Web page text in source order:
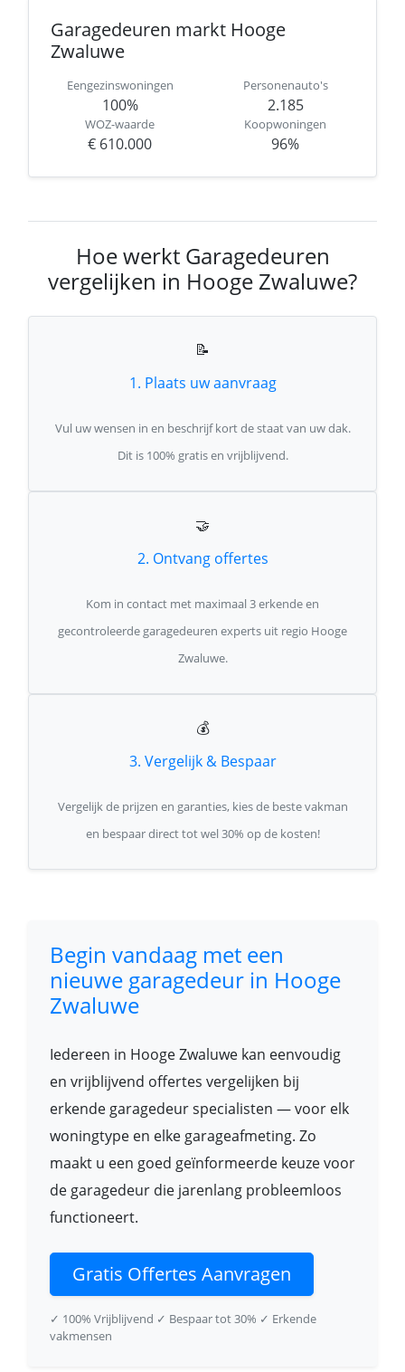
Garagedeuren markt Hooge
Zwaluwe
Eengezinswoningen
100%
Personenauto's
2.185
WOZ-waarde
€ 610.000
Koopwoningen
96%
Hoe werkt Garagedeuren
vergelijken in Hooge Zwaluwe?
📝
1. Plaats uw aanvraag
Vul uw wensen in en beschrijf kort de staat van uw dak.
Dit is 100% gratis en vrijblijvend.
🤝
2. Ontvang offertes
Kom in contact met maximaal 3 erkende en
gecontroleerde garagedeuren experts uit regio Hooge
Zwaluwe.
💰
3. Vergelijk & Bespaar
Vergelijk de prijzen en garanties, kies de beste vakman
en bespaar direct tot wel 30% op de kosten!
Begin vandaag met een
nieuwe garagedeur in Hooge
Zwaluwe
Iedereen in Hooge Zwaluwe kan eenvoudig
en vrijblijvend offertes vergelijken bij
erkende garagedeur specialisten — voor elk
woningtype en elke garageafmeting. Zo
maakt u een goed geïnformeerde keuze voor
de garagedeur die jarenlang probleemloos
functioneert.
Gratis Offertes Aanvragen
✓ 100% Vrijblijvend ✓ Bespaar tot 30% ✓ Erkende
vakmensen